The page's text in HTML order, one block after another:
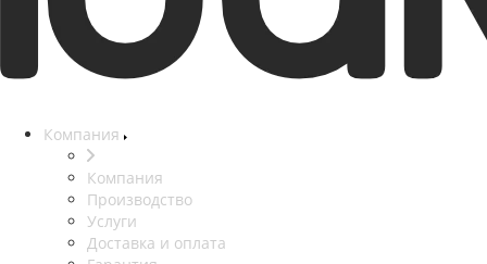
Компания
Компания
Производство
Услуги
Доставка и оплата